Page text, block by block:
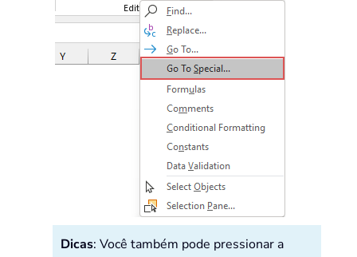
Dicas: Você também pode pressionar a